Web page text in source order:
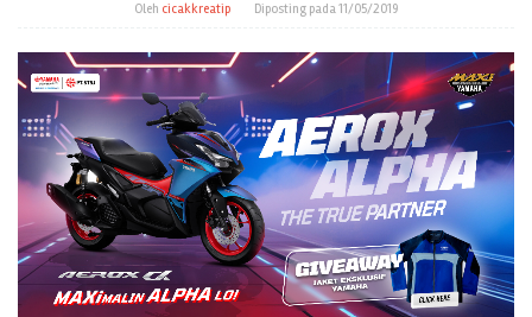
Oleh cicakkreatip Diposting pada11/05/2019